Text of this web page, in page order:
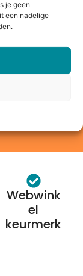
je geen
een nadelige
klanten de
laptop of
nieuwste
behoud van
Webwink
el
keurmerk